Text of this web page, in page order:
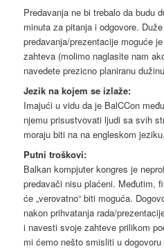
Predavanja ne bi trebalo da budu
minuta za pitanja i odgovore.
predavanja/prezentacije moguće
zahteva (molimo naglasite nam
navedete prezicno planiranu
Jezik na kojem se izlaže:
Imajući u vidu da je BalCCon
njemu prisustvovati ljudi sa svih
moraju biti na na engleskom jeziku.
Putni troškovi:
Balkan kompjuter kongres je
predavači nisu plaćeni. Međutim,
će „verovatno“ biti moguća.
nakon prihvatanja rada/
i navesti svoje zahteve prilikom
mi ćemo nešto smisliti u dogovoru